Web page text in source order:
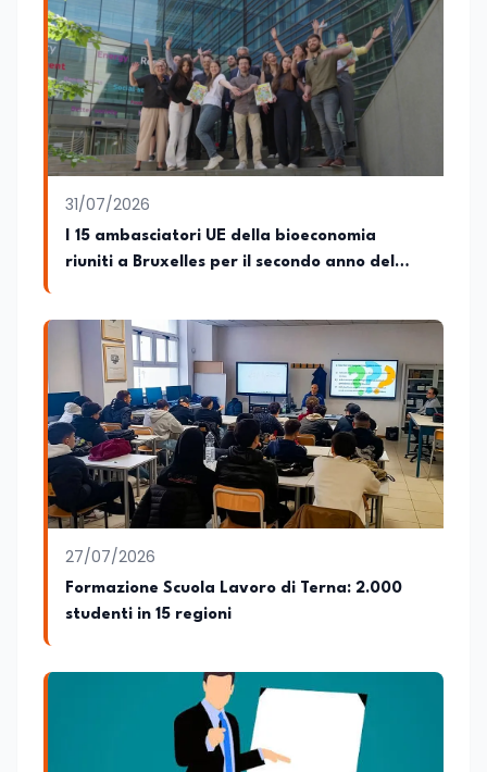
31/07/2026
I 15 ambasciatori UE della bioeconomia
riuniti a Bruxelles per il secondo anno del
27/07/2026
Formazione Scuola Lavoro di Terna: 2.000
studenti in 15 regioni